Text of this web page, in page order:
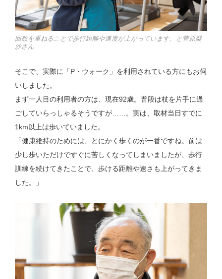
回数を重ねることで歩行距離や速度が上がっています、と菅原梨
沙さん
そこで、実際に「P・ウォーク」を利用されている方にもお伺
いしました。
まず一人目の利用者の方は、現在92歳。普段は杖を片手に過
ごしていらっしゃるそうですが……。実は、取材当日すでに
1km以上は歩いていました。
「健康維持のためには、とにかく歩くのが一番ですね。前は
少し歩いただけですぐに苦しくなってしまいましたが、歩行
訓練を続けてきたことで、歩ける距離や速さも上がってきま
した。」